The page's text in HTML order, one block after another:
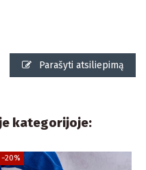
Parašyti atsiliepimą
kategorijoje:
−20%